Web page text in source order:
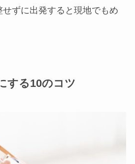
ずに出発すると現地でもめ
する10のコツ